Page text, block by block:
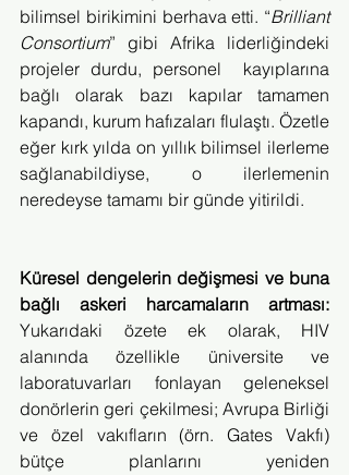
bilimsel birikimini berhava etti. “Brilliant
Consortium” gibi Afrika liderliğindeki
projeler durdu, personel  kayıplarına
bağlı olarak bazı kapılar tamamen
kapandı, kurum hafızaları flulaştı. Özetle
eğer kırk yılda on yıllık bilimsel ilerleme
sağlanabildiyse, o ilerlemenin
neredeyse tamamı bir günde yitirildi.
Küresel dengelerin değişmesi ve buna
Yukarıdaki özete ek olarak, HIV
alanında özellikle üniversite ve
laboratuvarları fonlayan geleneksel
donörlerin geri çekilmesi; Avrupa Birliği
ve özel vakıfların (örn. Gates Vakfı)
bütçe planlarını yeniden